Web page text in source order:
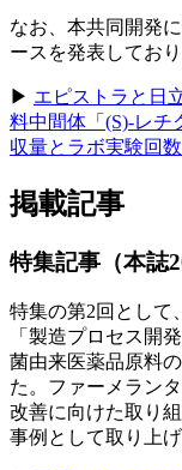
なお、 本共同開発に
ースを発表しており
▶ エピストラと 日
料中間体 「(S)-レ
収量と ラボ実験回
掲載記事
特集記事 （本誌
特集の第2回と して、
「製造プロセス開
菌由来医薬品原料の
た。 ファーメラン
改善に向けた取り組
事例と して取り上